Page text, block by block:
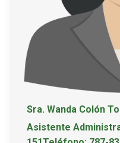
Sra. Wanda Colón
Asistente